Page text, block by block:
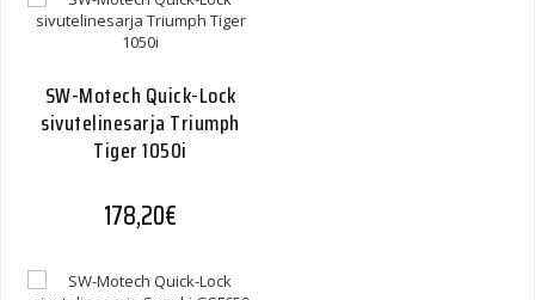
SW-Motech Quick-Lock
sivutelinesarja Triumph
Tiger 1050i
178,20€